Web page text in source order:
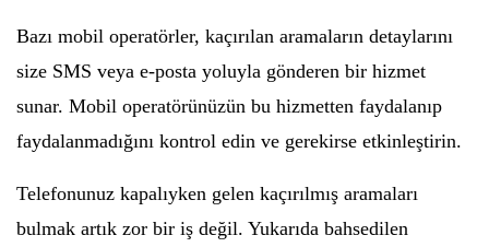
Bazı mobil operatörler, kaçırılan aramaların detaylarını
size SMS veya e-posta yoluyla gönderen bir hizmet
sunar. Mobil operatörünüzün bu hizmetten faydalanıp
faydalanmadığını kontrol edin ve gerekirse etkinleştirin.
Telefonunuz kapalıyken gelen kaçırılmış aramaları
bulmak artık zor bir iş değil. Yukarıda bahsedilen